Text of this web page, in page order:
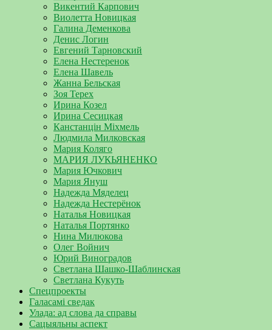
Викентий Карпович
Виолетта Новицкая
Галина Деменкова
Денис Логин
Евгений Тарновский
Елена Нестеренок
Елена Шавель
Жанна Бельская
Зоя Терех
Ирина Козел
Ирина Сесицкая
Канстанцін Міхмель
Людмила Милковская
Мария Коляго
МАРИЯ ЛУКЬЯНЕНКО
Мария Ючкович
Мария Януш
Надежда Мяделец
Надежда Нестерёнок
Наталья Новицкая
Наталья Портянко
Нина Милюкова
Олег Войнич
Юрий Виноградов
Светлана Шашко-Шаблинская
Светлана Кукуть
Спецпроекты
Галасамі сведак
Улада: ад слова да справы
Сацыяльны аспект